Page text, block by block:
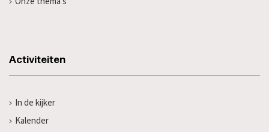
Activiteiten
In de kijker
Kalender